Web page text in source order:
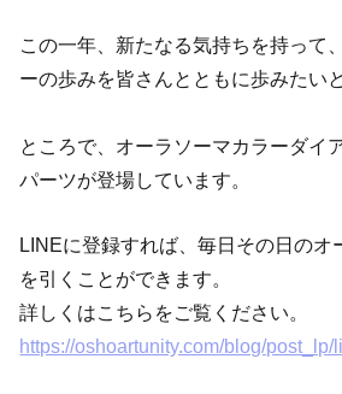
この一年、新たなる気持ちを持って
ーの歩みを皆さんとともに歩みたい
ところで、オーラソーマカラーダイ
パーツが登場しています。
LINEに登録すれば、毎日その日のオ
を引くことができます。
詳しくはこちらをご覧ください。
https://oshoartunity.com/blog/post_lp/